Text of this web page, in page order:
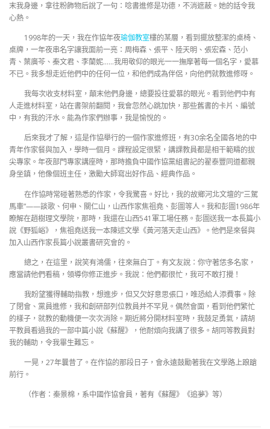
末我身邊，拿往粉飾物后說了一句：唸書進修是功德，不消遮蔽。她的話令我
心熱。
1998年的一天，我在作協年夜瑜伽教室樓的某層，看到擺放整潔的桌椅、
桌牌，一年夜串名字讓我面前一亮：周梅森、張平、陸天明、張宏森、范小
青、葉廣芩、秦文君、李蘭妮……我用敬仰的眼光一一撫摩著每一個名字，愛慕
不已。我多想走近他們中的任何一位，和他們成為伴侶，向他們就教進修呀。
我每次收支材料室，顛末他們身邊，總要投往愛慕的眼光。看到他們中有
人走進材料室，站在書架前翻閱，我會忽然心跳加快，那些舊書的卡片、編號
中，有我的汗水。能為作家們辦事，我是愉悅的。
后來我才了解，這是作協舉行的一個作家進修班，有30余名全國各地的中
青年作家餐與加入，學時一個月。課程設定很緊，講課教員都是相干範疇的拔
尖專家。年夜部門專家講座時，那時擔負中國作協黨組書記的翟泰豐同道都親
身坐鎮，他像個班主任，激勵大師寫出好作品、經典作品。
在作協時常碰著熟悉的作家，令我驚喜。好比，我的故鄉河北文壇的“三駕
馬車”——談歌、何申、關仁山，山西作家焦祖堯、彭圖等人。我和彭圖1986年
瞭解在趙樹理文學院，那時，我還在山西541軍工場任務。彭圖送我一本長篇小
說《野狐峪》，焦祖堯送我一本陳述文學《黃河落天走山西》。他們是來餐與
加入山西作家長篇小說叢書研究會的。
總之，在這里，說笑有鴻儒，往來無白丁。有文友說：你守著恁多名家，
應當請他們看稿，領導你修正進步。我說：他們都很忙，我可不敢打攪！
我盼望獲得輔助指教，想進步，但又欠好意思張口，唯恐給人添費事。除
了閉會、黨員進修，我和創研部列位教員并不罕見。偶然會面，看到他們繁忙
的樣子，就教的動機便一次次消除。期近將分開材料室時，我鼓足勇氣，請胡
平教員看過我的一部中篇小說《蘇醒》，他耐煩向我講了很多。胡同等教員對
我的輔助，令我畢生難忘。
一晃，27年曩昔了。在作協的那段日子，會永遠鼓勵著我在文學路上踉蹌
前行。
（作者：秦景棉，系中國作協會員，著有《蘇醒》《追夢》等）